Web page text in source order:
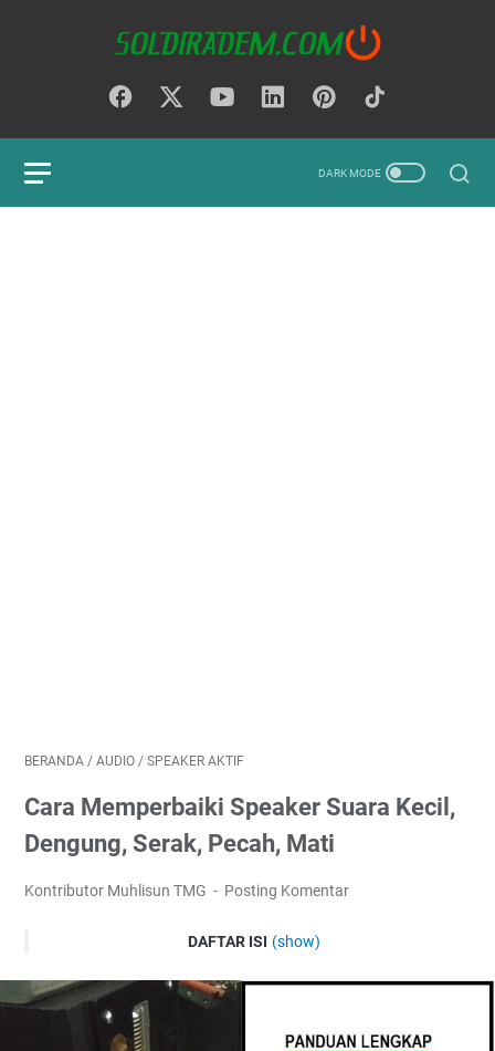
BERANDA / AUDIO / SPEAKER AKTIF
Cara Memperbaiki Speaker Suara Kecil,
Dengung, Serak, Pecah, Mati
Kontributor Muhlisun TMG Posting Komentar
DAFTAR ISI (show)
1. Cara Memperbaiki Speaker aktif mati total
2. Memperbaiki Speaker aktif suara putus-putus